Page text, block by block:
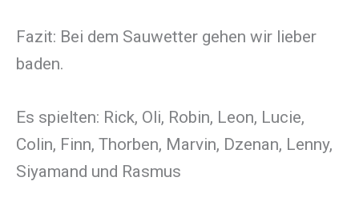
Fazit: Bei dem Sauwetter gehen wir lieber
baden.
Es spielten: Rick, Oli, Robin, Leon, Lucie,
Colin, Finn, Thorben, Marvin, Dzenan, Lenny,
Siyamand und Rasmus